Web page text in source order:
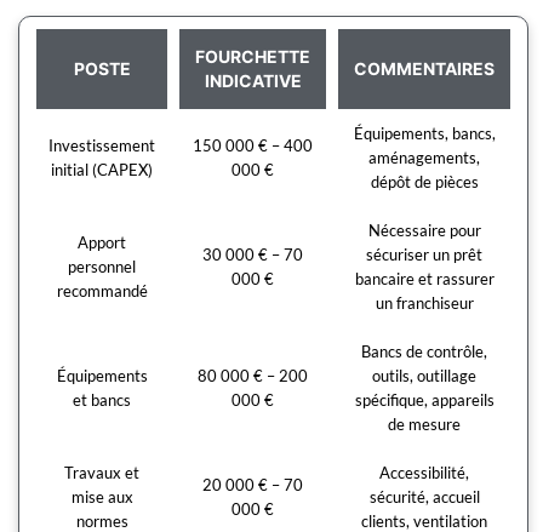
POSTE
FOURCHETTE
INDICATIVE
COMMENTAIRES
Investissement
initial (CAPEX)
150 000 € – 400
000 €
Équipements, bancs,
aménagements,
dépôt de pièces
Apport
personnel
recommandé
30 000 € – 70
000 €
Nécessaire pour
sécuriser un prêt
bancaire et rassurer
un franchiseur
Équipements
et bancs
80 000 € – 200
000 €
Bancs de contrôle,
outils, outillage
spécifique, appareils
de mesure
Travaux et
mise aux
normes
20 000 € – 70
000 €
Accessibilité,
sécurité, accueil
clients, ventilation